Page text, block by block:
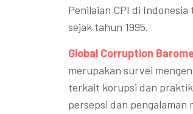
Penilaian CPI di
sejak tahun 1995.
Global Corruption
merupakan survei
terkait korupsi dan
persepsi dan pengalaman